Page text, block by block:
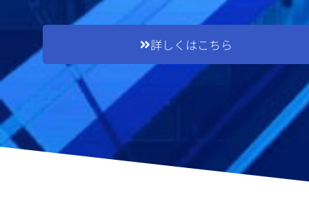
詳しくはこちら